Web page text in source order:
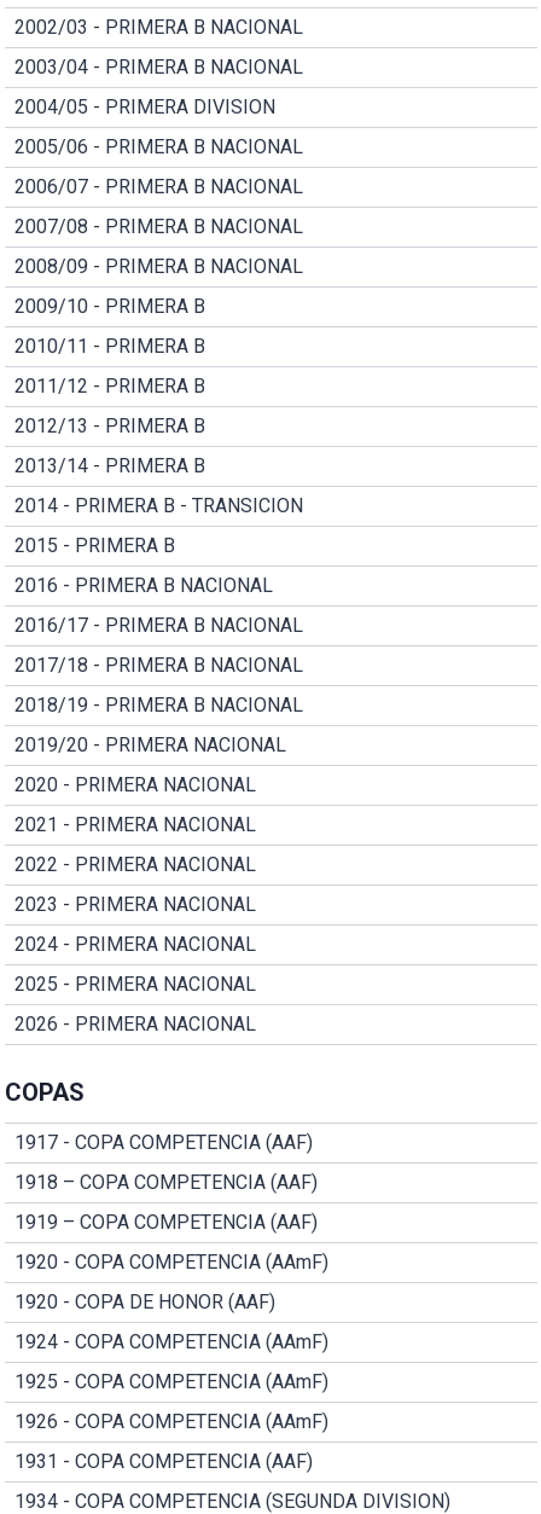
2002/03 - PRIMERA B NACIONAL
2003/04 - PRIMERA B NACIONAL
2004/05 - PRIMERA DIVISION
2005/06 - PRIMERA B NACIONAL
2006/07 - PRIMERA B NACIONAL
2007/08 - PRIMERA B NACIONAL
2008/09 - PRIMERA B NACIONAL
2009/10 - PRIMERA B
2010/11 - PRIMERA B
2011/12 - PRIMERA B
2012/13 - PRIMERA B
2013/14 - PRIMERA B
2014 - PRIMERA B - TRANSICION
2015 - PRIMERA B
2016 - PRIMERA B NACIONAL
2016/17 - PRIMERA B NACIONAL
2017/18 - PRIMERA B NACIONAL
2018/19 - PRIMERA B NACIONAL
2019/20 - PRIMERA NACIONAL
2020 - PRIMERA NACIONAL
2021 - PRIMERA NACIONAL
2022 - PRIMERA NACIONAL
2023 - PRIMERA NACIONAL
2024 - PRIMERA NACIONAL
2025 - PRIMERA NACIONAL
2026 - PRIMERA NACIONAL
COPAS
1917 - COPA COMPETENCIA (AAF)
1918 – COPA COMPETENCIA (AAF)
1919 – COPA COMPETENCIA (AAF)
1920 - COPA COMPETENCIA (AAmF)
1920 - COPA DE HONOR (AAF)
1924 - COPA COMPETENCIA (AAmF)
1925 - COPA COMPETENCIA (AAmF)
1926 - COPA COMPETENCIA (AAmF)
1931 - COPA COMPETENCIA (AAF)
1934 - COPA COMPETENCIA (SEGUNDA DIVISION)